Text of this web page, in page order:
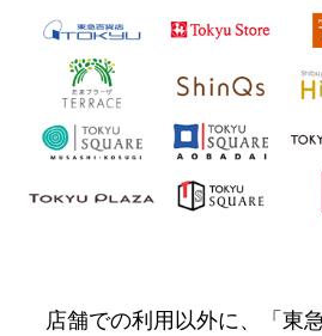
店舗での利用以外に、「東